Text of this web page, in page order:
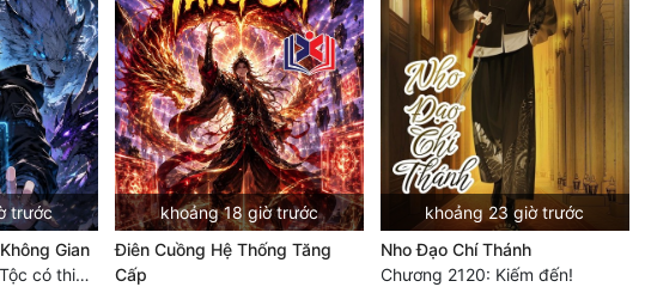
trước
Gian
Chương 820 Nhân Tộc có thiên kiêu
khoảng 18 giờ trước
Điên Cuồng Hệ Thống Tăng
Cấp
khoảng 23 giờ trước
Nho Đạo Chí Thánh
Chương 2120: Kiếm đến!